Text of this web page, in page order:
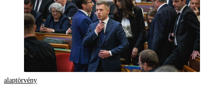
alaptörvény